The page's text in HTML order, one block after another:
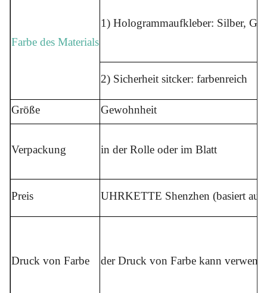
Farbe des Materials
1) Hologrammaufkleber: Silber,
2) Sicherheit sitcker: farbenreich
Größe Gewohnheit
Verpackung in der Rolle oder im Blatt
Preis UHRKETTE Shenzhen (basiert
Druck von Farbe der Druck von Farbe kann